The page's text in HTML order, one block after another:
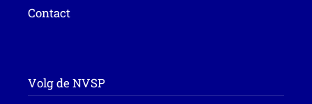
Contact
Volg de NVSP